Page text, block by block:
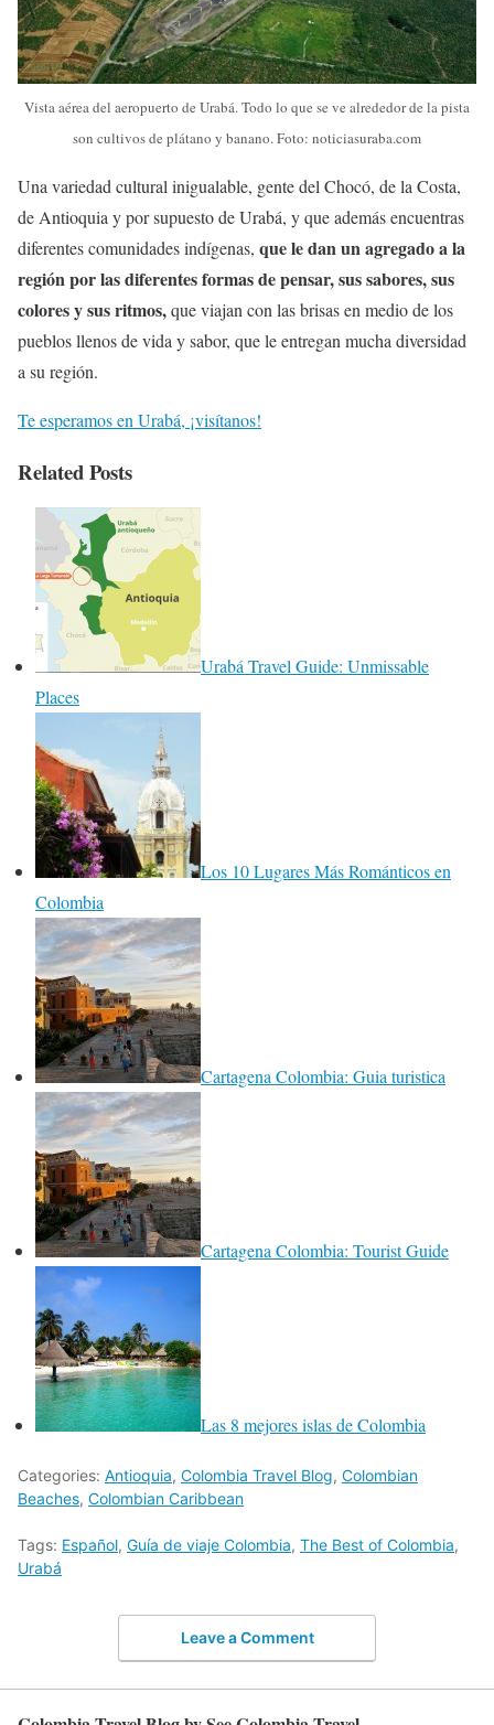
Vista aérea del aeropuerto de Urabá. Todo lo que se ve alrededor de la pista
son cultivos de plátano y banano. Foto: noticiasuraba.com
Una variedad cultural inigualable, gente del Chocó, de la Costa,
de Antioquia y por supuesto de Urabá, y que además encuentras
diferentes comunidades indígenas, que le dan un agregado a la
región por las diferentes formas de pensar, sus sabores, sus
colores y sus ritmos,que viajan con las brisas en medio de los
pueblos llenos de vida y sabor, que le entregan mucha diversidad
a su región.
Te esperamos en Urabá, ¡visítanos!
Related Posts
Urabá Travel Guide: Unmissable
Places
Los 10 Lugares Más Románticos en
Colombia
Cartagena Colombia: Guia turistica
Cartagena Colombia: Tourist Guide
Las 8 mejores islas de Colombia
Categories: Antioquia, Colombia Travel Blog, Colombian
Beaches, Colombian Caribbean
Tags: Español, Guía de viaje Colombia, The Best of Colombia,
Urabá
Leave a Comment